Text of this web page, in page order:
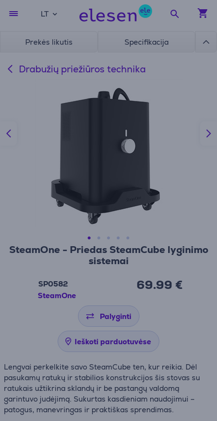
LT
Prekės likutis Specifikacija
Drabužių priežiūros technika
SteamOne - Priedas SteamCube lyginimo
sistemai
SP0582
SteamOne
69.99 €
Palyginti
Ieškoti parduotuvėse
Lengvai perkelkite savo SteamCube ten, kur reikia. Dėl
pasukamų ratukų ir stabilios konstrukcijos šis stovas su
ratukais užtikrina sklandų ir be pastangų valdomą
garintuvo judėjimą. Sukurtas kasdieniam naudojimui –
patogus, manevringas ir praktiškas sprendimas.